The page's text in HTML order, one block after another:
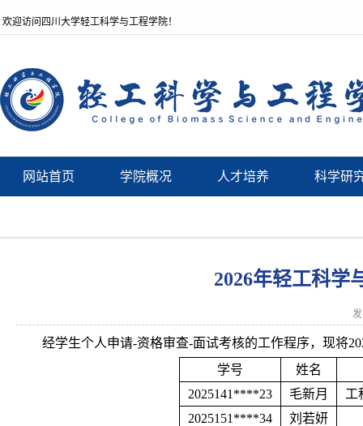
欢迎访问四川大学轻工科学与工程学院！
网站首页 学院概况 人才培养 科学研
2026年轻工科学
经学生个人申请-资格审查-面试考核的工作程序，现将
学号
姓名
2025141****23
毛新月
工
2025151****34
刘若妍